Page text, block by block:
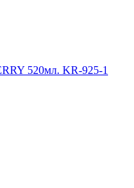
520мл. KR-925-1